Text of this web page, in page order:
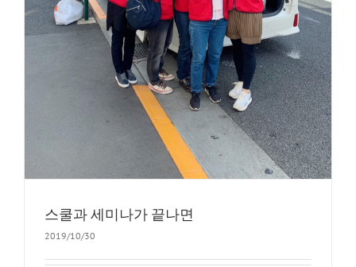
스쿨과 세미나가 끝나면
2019/10/30